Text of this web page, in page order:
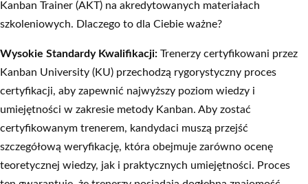
Kanban Trainer (AKT) na akredytowanych materiałach
szkoleniowych. Dlaczego to dla Ciebie ważne?
Wysokie Standardy Kwalifikacji: Trenerzy certyfikowani przez
Kanban University (KU) przechodzą rygorystyczny proces
certyfikacji, aby zapewnić najwyższy poziom wiedzy i
umiejętności w zakresie metody Kanban. Aby zostać
certyfikowanym trenerem, kandydaci muszą przejść
szczegółową weryfikację, która obejmuje zarówno ocenę
teoretycznej wiedzy, jak i praktycznych umiejętności. Proces